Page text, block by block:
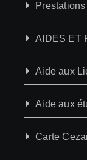
AIDES ET
Aide aux
Aide aux
Carte